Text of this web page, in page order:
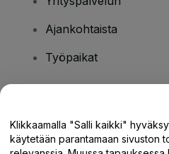
Ajankohtaista
Työpaikat
Tukikeskus / Ota
Klikkaamalla "Salli kaikki"
käytetään parantamaan sivuston